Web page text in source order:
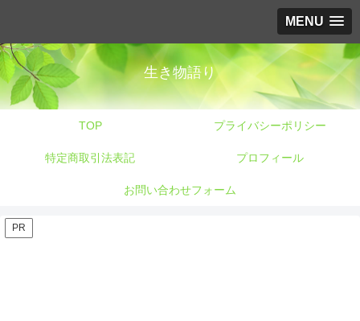
MENU
生き物語り
TOP プライバシーポリシー
特定商取引法表記 プロフィール
お問い合わせフォーム
PR